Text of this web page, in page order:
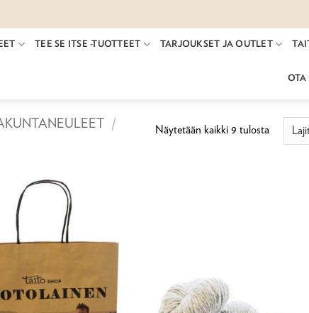
TEE SE ITSE -TUOTTEET TARJOUKSET JA OUTLET
OTA
/
Näytetään kaikki 9 tulosta
ensin